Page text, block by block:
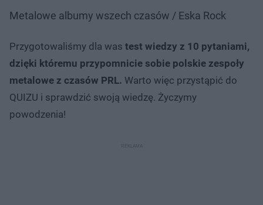
Metalowe albumy wszech czasów / Eska Rock
Przygotowaliśmy dla was test wiedzy z 10 pytaniami,
dzięki któremu przypomnicie sobie polskie zespoły
metalowe z czasów PRL. Warto więc przystąpić do
QUIZU i sprawdzić swoją wiedzę. Życzymy
powodzenia!